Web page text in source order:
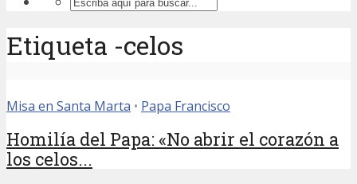
Etiqueta -celos
Misa en Santa Marta • Papa Francisco
Homilía del Papa: «No abrir el corazón a
los celos...